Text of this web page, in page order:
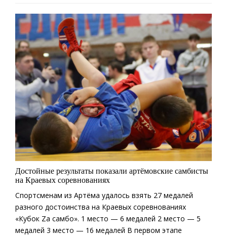
Достойные результаты показали артёмовские самбисты
на Краевых соревнованиях
Спортсменам из Артёма удалось взять 27 медалей
разного достоинства на Краевых соревнованиях
«Кубок Zа самбо». 1 место — 6 медалей 2 место — 5
медалей 3 место — 16 медалей В первом этапе